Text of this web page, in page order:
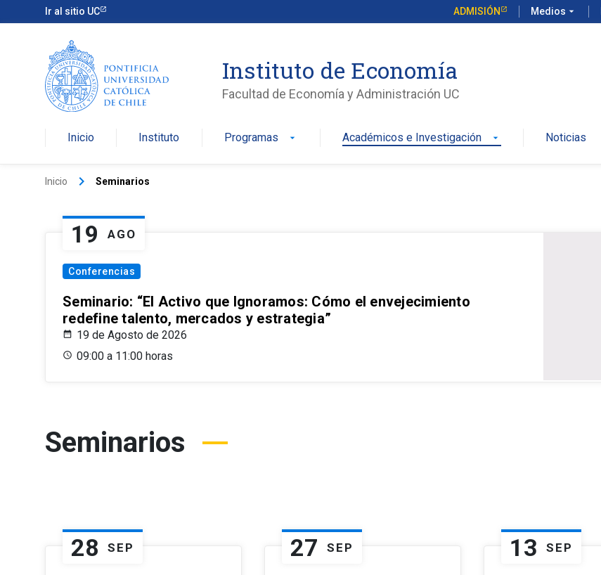
Ir al sitio UC ADMISIÓN Medios arrow_drop_down
Instituto de Economía
Facultad de Economía y Administración UC
Inicio Instituto Programas arrow_drop_down Académicos e Investigación arrow_drop_down Noticias
Inicio keyboard_arrow_right Seminarios
19 AGO
Conferencias
Seminario: “El Activo que Ignoramos: Cómo el envejecimiento
redefine talento, mercados y estrategia”
19 de Agosto de 2026
09:00 a 11:00 horas
Seminarios
28 SEP 27 SEP 13 SEP